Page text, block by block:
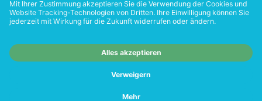
FOLGEN SIE UNS
Shops richtet sich nicht an Wiederverkäufer.